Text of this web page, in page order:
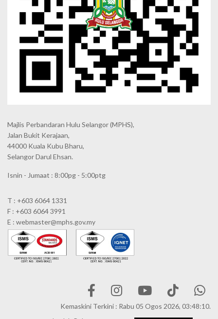
Majlis Perbandaran Hulu Selangor (MPHS),
Jalan Bukit Kerajaan,
44000 Kuala Kubu Bharu,
Selangor Darul Ehsan.
Isnin - Jumaat : 8:00pg - 5:00ptg
T : +603 6064 1331
F : +603 6064 3991
E : webmaster@mphs.gov.my
Kemaskini Terkini : Rabu 05 Ogos 2026, 03:48:10.